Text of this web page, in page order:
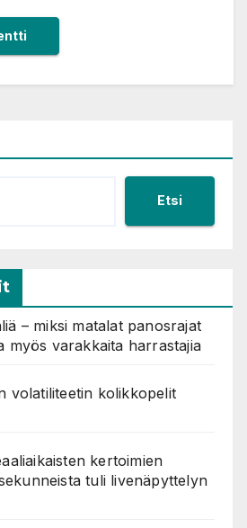
Etsi
– miksi matalat panosrajat
myös varakkaita harrastajia
volatiliteetin kolikkopelit
kertoimien
tuli livenäpyttelyn